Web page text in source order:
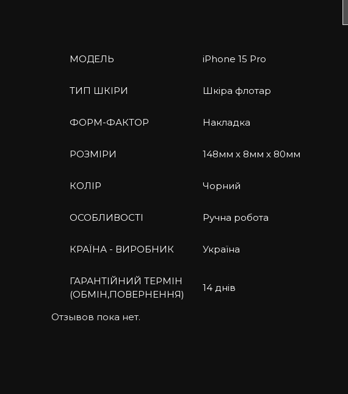
Зовнішній шар чохла виготовлений із телячої шкіри, яка
Однак унікальність цього чохла проявляється також у
неповторний стиль.
МОДЕЛЬ iPhone 15 Pro
ТИП ШКІРИ Шкіра флотар
ФОРМ-ФАКТОР Накладка
РОЗМІРИ 148мм х 8мм х 80мм
КОЛІР Чорний
ОСОБЛИВОСТІ Ручна робота
КРАЇНА - ВИРОБНИК Україна
ГАРАНТІЙНИЙ ТЕРМІН
(ОБМІН,ПОВЕРНЕННЯ)
14 днів
Отзывов пока нет.